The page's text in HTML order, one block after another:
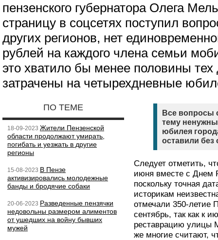
пензенского губернатора Олега
страницу в соцсетях поступил
других регионов, нет
рублей на каждого члена семьи
это хватило бы менее половины тех
затрачены на четырехдневные
ПО ТЕМЕ
18-09-2023 Жители Пензенской
области продолжают умирать,
погибать и уезжать в другие
регионы
15-08-2023 В Пензе
активизировались молодежные
банды и бродячие собаки
20-06-2023 Разведенные пензячки
недовольны размером алиментов
от ушедших на войну бывших
мужей
Все вопросы
тему
юбилея
оставили без
Следует отметить,
июня вместе с Днем
поскольку точная
историкам
отмечали 350-летие
сентябрь, так как к
реставрацию улицы
же многие считают,